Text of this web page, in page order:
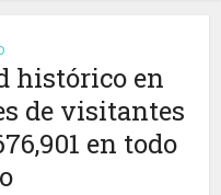
histórico en
de visitantes
en todo